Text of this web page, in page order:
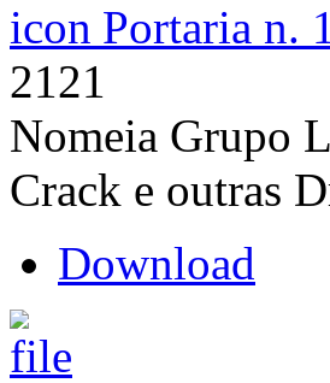
Portaria n.
2121
Nomeia Grupo
Crack e outras
Download